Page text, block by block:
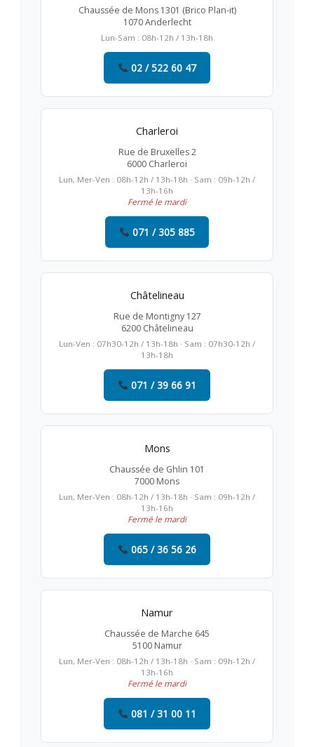
Chaussée de Mons 1301 (Brico Plan-it)
1070 Anderlecht
Lun-Sam : 08h-12h / 13h-18h
02 / 522 60 47
Charleroi
Rue de Bruxelles 2
6000 Charleroi
Lun, Mer-Ven : 08h-12h / 13h-18h · Sam : 09h-12h /
13h-16h
Fermé le mardi
071 / 305 885
Châtelineau
Rue de Montigny 127
6200 Châtelineau
Lun-Ven : 07h30-12h / 13h-18h · Sam : 07h30-12h /
13h-18h
071 / 39 66 91
Mons
Chaussée de Ghlin 101
7000 Mons
Lun, Mer-Ven : 08h-12h / 13h-18h · Sam : 09h-12h /
13h-16h
Fermé le mardi
065 / 36 56 26
Namur
Chaussée de Marche 645
5100 Namur
Lun, Mer-Ven : 08h-12h / 13h-18h · Sam : 09h-12h /
13h-16h
Fermé le mardi
081 / 31 00 11